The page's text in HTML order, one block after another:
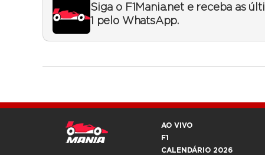
Siga o F1Mania.net e receba as
1 pelo WhatsApp.
AO VIVO
F1
CALENDÁRIO 2026